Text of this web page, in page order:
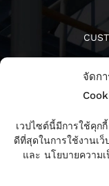
จัดก
เวปไซต์นี้มีการใช้คุก
ดีที่สุดในการใช้งานเ
และ นโยบายความ